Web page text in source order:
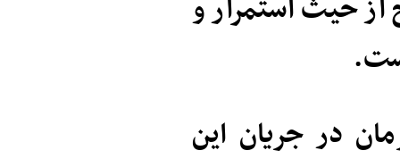
حیث استمرار و
در جریان این